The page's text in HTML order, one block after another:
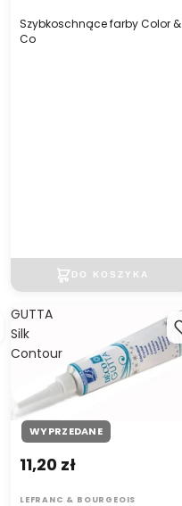
Szybkoschnące farby Color &
Co
GUTTA
Silk
Contour
WYPRZEDANE
11,20 zł
LEFRANC & BOURGEOIS